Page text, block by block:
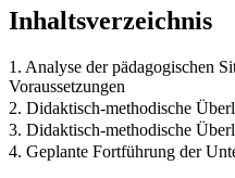
Inhaltsverzeichnis
1. Analyse der pädagogischen
Voraussetzungen
2. Didaktisch-methodische
3. Didaktisch-methodische
4. Geplante Fortführung der